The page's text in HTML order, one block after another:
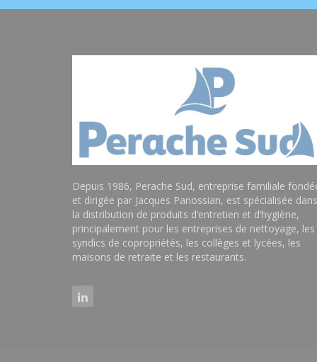
Depuis 1986, Perache Sud, entreprise familiale
et dirigée par Jacques Panossian, est spécialisée dans
la distribution de produits d’entretien et d’hygiène,
principalement pour les entreprises de nettoyage, les
syndics de copropriétés, les collèges et lycées, les
maisons de retraite et les restaurants.